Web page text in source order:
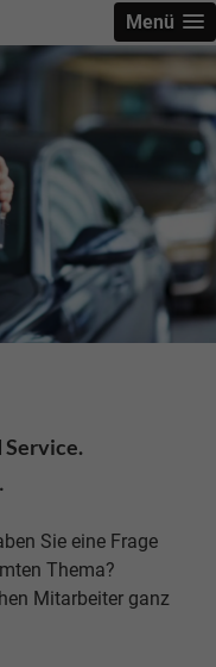
Menü
Service.
Sie eine Frage
Thema?
Mitarbeiter ganz